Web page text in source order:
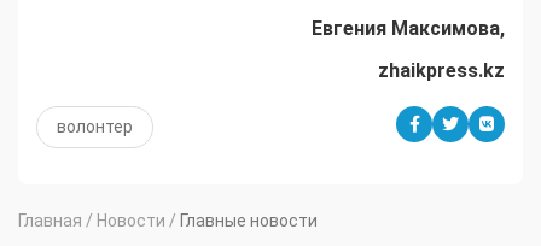
Евгения М аксимова,
zhaikpress.kz
волонтер
Главная / Новости / Главные новости